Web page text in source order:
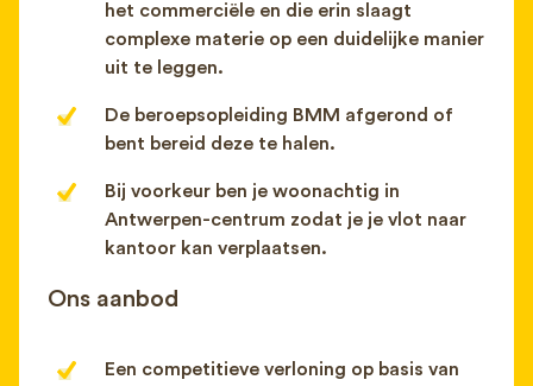
het commerciële en die erin slaagt
complexe materie op een duidelijke manier
uit te leggen.
De beroepsopleiding BMM afgerond of
bent bereid deze te halen.
Bij voorkeur ben je woonachtig in
Antwerpen-centrum zodat je je vlot naar
kantoor kan verplaatsen.
Ons aanbod
Een competitieve verloning op basis van